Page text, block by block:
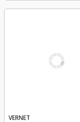
VERNET